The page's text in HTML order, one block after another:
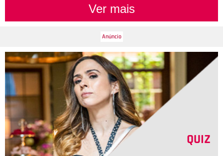
Ver mais
QUIZ